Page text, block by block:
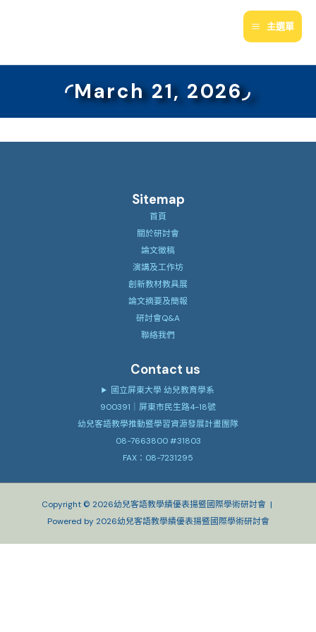
主選單
◜March 21, 2026◞
Sitemap
首頁
關於研討會
論文徵稿
演講及工作坊
創新教材教具展
論文摘要及簡報
研討會Q&A
聯絡我們
Contact us
國立屏東大學 幼兒教育學系
900391｜屏東市民生路4-18號
幼兒客語教學推動暨學習資源發展計畫團隊
08-7663800 #31803
FAX：08-7231295
Copyright © 2026幼兒客語教學績優表揚暨國際學術研討會 |
Powered by 2026幼兒客語教學績優表揚暨國際學術研討會